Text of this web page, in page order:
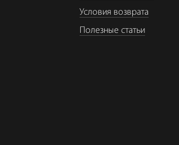
Условия возврата
Полезные статьи